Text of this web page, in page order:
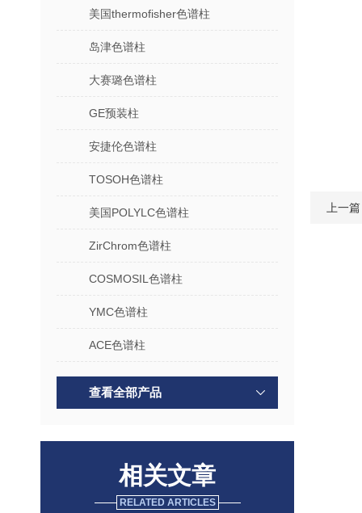
美国thermofisher色谱柱
岛津色谱柱
大赛璐色谱柱
GE预装柱
安捷伦色谱柱
TOSOH色谱柱
美国POLYLC色谱柱
ZirChrom色谱柱
COSMOSIL色谱柱
YMC色谱柱
ACE色谱柱
查看全部产品
相关文章
RELATED ARTICLES
上一